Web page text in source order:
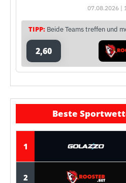
07.08.2026 |
TIPP: Beide Teams treffen und
2,60
Beste
1
2